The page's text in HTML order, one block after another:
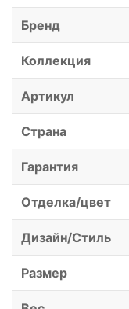
Бренд
Коллекция
Артикул
Страна
Гарантия
Отделка/цвет
Дизайн/Стиль
Размер